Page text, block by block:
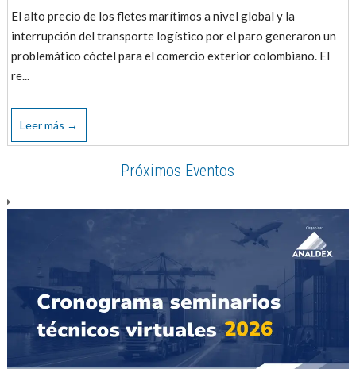
El alto precio de los fletes marítimos a nivel global y la
interrupción del transporte logístico por el paro generaron un
problemático cóctel para el comercio exterior colombiano. El
re...
Leer más →
Próximos Eventos